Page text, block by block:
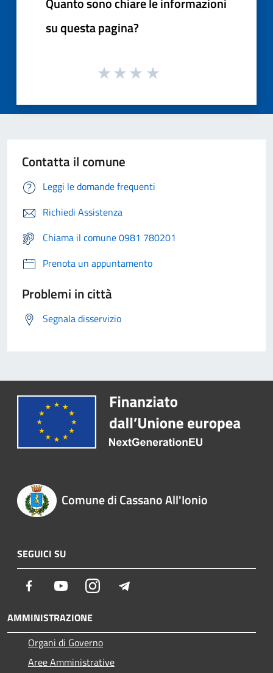
su questa pagina?
Contatta il comune
Leggi le domande frequenti
Richiedi Assistenza
Chiama il comune 0981 780201
Prenota un appuntamento
Problemi in città
Segnala disservizio
Comune di Cassano All'Ionio
SEGUICI SU
Facebook YoutubeInstagram
AMMINISTRAZIONE
Organi di Governo
Aree Amministrative